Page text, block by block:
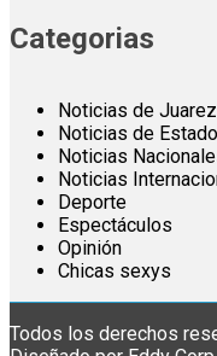
Categorias
Noticias de Juarez
Noticias de Estado
Noticias
Noticias
Deporte
Espectáculos
Opinión
Chicas sexys
Todos los derechos